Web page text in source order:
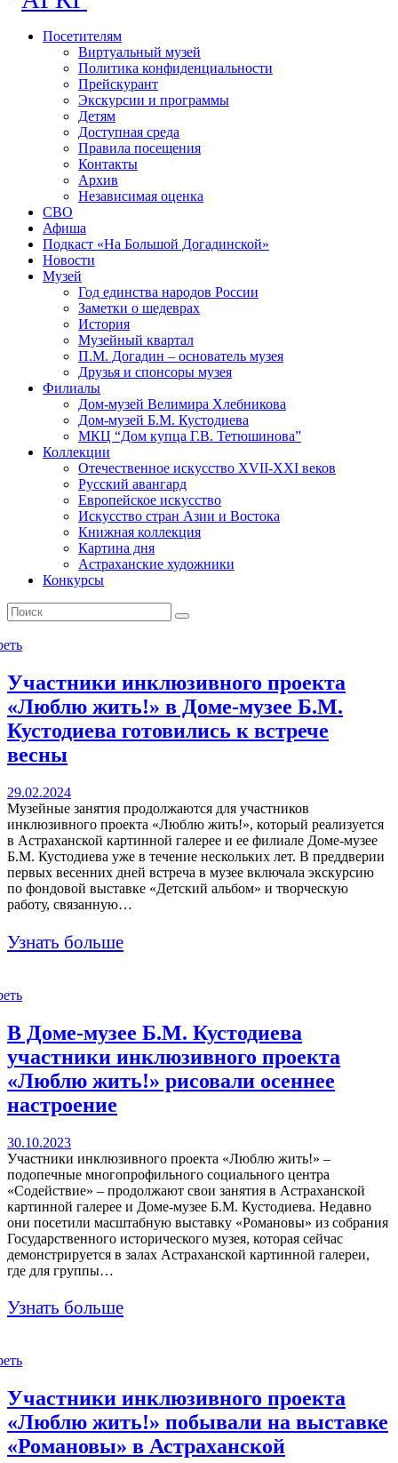
Посетителям
Виртуальный музей
Политика конфиденциальности
Прейскурант
Экскурсии и программы
Детям
Доступная среда
Правила посещения
Контакты
Архив
Независимая оценка
СВО
Афиша
Подкаст «На Большой Догадинской»
Новости
Музей
Год единства народов России
Заметки о шедеврах
История
Музейный квартал
П.М. Догадин – основатель музея
Друзья и спонсоры музея
Филиалы
Дом-музей Велимира Хлебникова
Дом-музей Б.М. Кустодиева
МКЦ “Дом купца Г.В. Тетюшинова”
Коллекции
Отечественное искусство XVII-XXI веков
Русский авангард
Европейское искусство
Искусство стран Азии и Востока
Книжная коллекция
Картина дня
Астраханские художники
Конкурсы
Участники инклюзивного проекта
«Люблю жить!» в Доме-музее Б.М.
Кустодиева готовились к встрече
весны
29.02.2024
Музейные занятия продолжаются для участников
инклюзивного проекта «Люблю жить!», который реализуется
в Астраханской картинной галерее и ее филиале Доме-музее
Б.М. Кустодиева уже в течение нескольких лет. В преддверии
первых весенних дней встреча в музее включала экскурсию
по фондовой выставке «Детский альбом» и творческую
работу, связанную…
Узнать больше
В Доме-музее Б.М. Кустодиева
участники инклюзивного проекта
«Люблю жить!» рисовали осеннее
настроение
30.10.2023
Участники инклюзивного проекта «Люблю жить!» –
подопечные многопрофильного социального центра
«Содействие» – продолжают свои занятия в Астраханской
картинной галерее и Доме-музее Б.М. Кустодиева. Недавно
они посетили масштабную выставку «Романовы» из собрания
Государственного исторического музея, которая сейчас
демонстрируется в залах Астраханской картинной галереи,
где для группы…
Узнать больше
Участники инклюзивного проекта
«Люблю жить!» побывали на выставке
«Романовы» в Астраханской